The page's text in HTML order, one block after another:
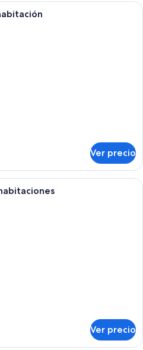
Una sala moderna con un sofá, una
Ver precio
Una sala moderna con un sofá, una
Ver precio